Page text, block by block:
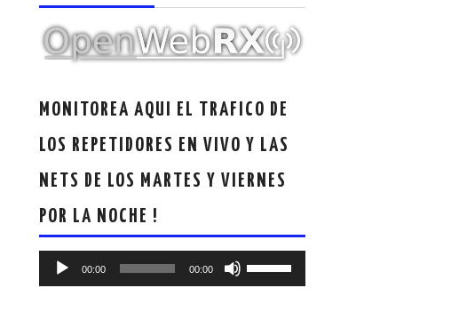
MONITOREA AQUI EL TRAFICO DE
LOS REPETIDORES EN VIVO Y LAS
NETS DE LOS MARTES Y VIERNES
POR LA NOCHE !
Reproductor
de
00:00 00:00
las